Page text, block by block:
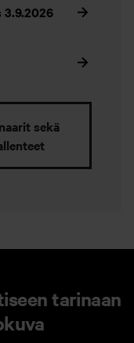
3.9.2026
sekä
tarinaan